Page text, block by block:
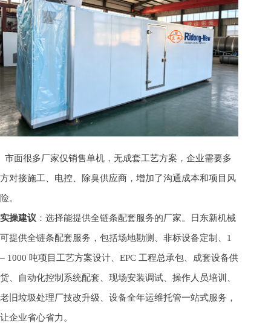
市面很多厂家仅销售单机，无成套工艺方案，企业需要多
方对接施工、电控、除臭供应商，增加了沟通成本和项目风
险。
实操建议 ：选择能提供全链条配套服务的厂家。日东新机械
可提供全链条配套服务，包括场地勘测、非标设备定制、1
– 1000 吨项目工艺方案设计、EPC 工程总承包、成套设备供
货、自动化控制系统配套、现场安装调试、操作人员培训、
老旧垃圾处理厂技改升级、设备全年运维托管一站式服务，
让企业省心省力。